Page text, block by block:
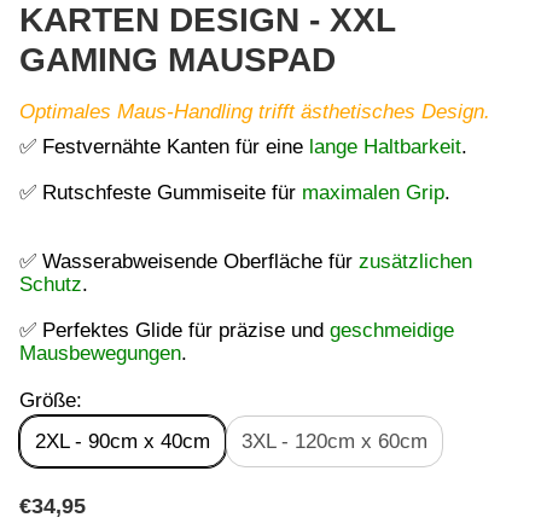
KARTEN DESIGN - XXL
GAMING MAUSPAD
Optimales Maus-Handling trifft ästhetisches Design.
✅ Festvernähte Kanten für eine lange Haltbarkeit.
✅ Rutschfeste Gummiseite für maximalen Grip.
✅ Wasserabweisende Oberfläche für zusätzlichen
Schutz.
✅ Perfektes Glide für präzise und geschmeidige
Mausbewegungen.
Größe:
2XL - 90cm x 40cm
3XL - 120cm x 60cm
R
€34,95